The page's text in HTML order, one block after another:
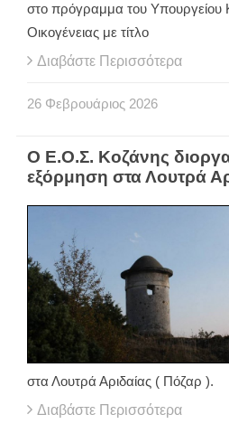
στο πρόγραμμα του Υπουργείου
Οικογένειας με τίτλο
Διαβάστε Περισσότερα
26 Φεβρουάριος 2026
Ο Ε.Ο.Σ. Κοζάνης
εξόρμηση στα Λουτρά
στα Λουτρά Αριδαίας ( Πόζαρ ).
Διαβάστε Περισσότερα